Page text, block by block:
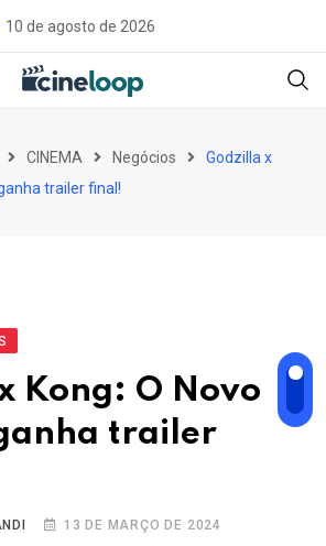
10 de agosto de 2026
CINEMA Negócios
Godzilla x
trailer final!
Kong: O Novo
trailer
13 DE MARÇO DE 2024